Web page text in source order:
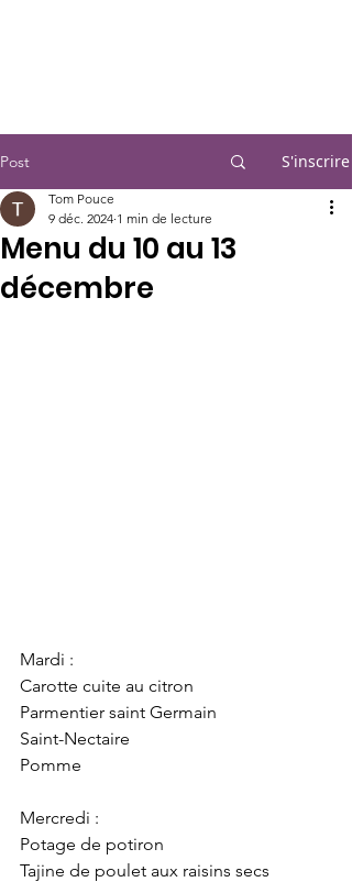
Post S'inscrire
Menu du 10 au 13
décembre
Tom Pouce
9 déc. 2024 1 min de lecture
Mardi :
Carotte cuite au citron
Parmentier saint Germain
Saint-Nectaire
Pomme
Mercredi :
Potage de potiron
Tajine de poulet aux raisins secs